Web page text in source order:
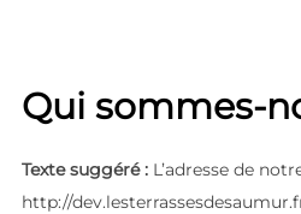
Qui sommes-
Texte suggéré : L’adresse de
http://